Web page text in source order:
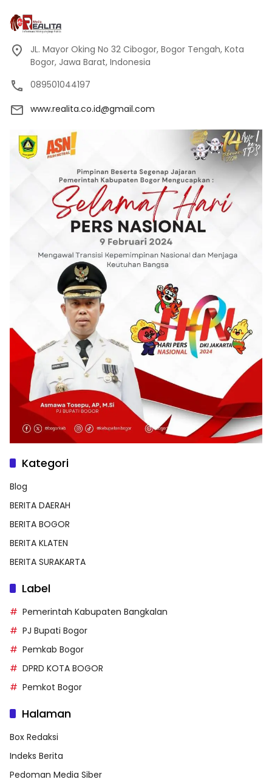
JL. Mayor Oking No 32 Cibogor, Bogor Tengah, Kota
Bogor, Jawa Barat, Indonesia
089501044197
www.realita.co.id@gmail.com
Kategori
Blog
BERITA DAERAH
BERITA BOGOR
BERITA KLATEN
BERITA SURAKARTA
Label
Pemerintah Kabupaten Bangkalan
PJ Bupati Bogor
Pemkab Bogor
DPRD KOTA BOGOR
Pemkot Bogor
Halaman
Box Redaksi
Indeks Berita
Pedoman Media Siber